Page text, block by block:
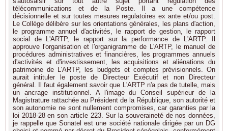
télécommunications et de la Poste. Il a une compétence
décisionnelle et sur toutes mesures regulatoires ex ante et/ou post.
Le Collège délibère sur les orientations générales, les plans d'action,
le programme annuel d'activités, le rapport de gestion, le rapport
social de L'ARTP, le rapport sur la performance de L'ARTP. Il
approuve l'organisation et l'organigramme de L'ARTP, le manuel de
procédures administratives et financières, les programmes annuels
d'activités et d'investissement, les acquisitions et aliénations du
patrimoine de L'ARTP, les budgets et comptes prévisionnels. On
aurait intituler le poste de Directeur Exécutif et non Directeur
général. Il faut également savoir que L'ARTP n'a pas de tutelle, mais
un ancrage institutionnel. A l'image du Conseil supérieur de la
Magistrature rattachée au Président de la République, son autorité et
son autonomie ne sont nullement compromises, car garanties par la
loi 2018-28 en son article 223. Sur la souveraineté de nos données,
je rappelle que Sonatel est une société nationale dirigée par un DG